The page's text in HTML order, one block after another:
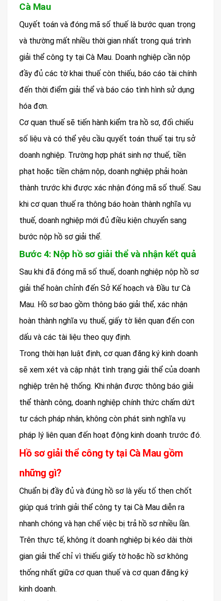
Cà Mau
Quyết toán và đóng mã số thuế là bước quan trọng
và thường mất nhiều thời gian nhất trong quá trình
giải thể công ty tại Cà Mau. Doanh nghiệp cần nộp
đầy đủ các tờ khai thuế còn thiếu, báo cáo tài chính
đến thời điểm giải thể và báo cáo tình hình sử dụng
hóa đơn.
Cơ quan thuế sẽ tiến hành kiểm tra hồ sơ, đối chiếu
số liệu và có thể yêu cầu quyết toán thuế tại trụ sở
doanh nghiệp. Trường hợp phát sinh nợ thuế, tiền
phạt hoặc tiền chậm nộp, doanh nghiệp phải hoàn
thành trước khi được xác nhận đóng mã số thuế. Sau
khi cơ quan thuế ra thông báo hoàn thành nghĩa vụ
thuế, doanh nghiệp mới đủ điều kiện chuyển sang
bước nộp hồ sơ giải thể.
Bước 4: Nộp hồ sơ giải thể và nhận kết quả
Sau khi đã đóng mã số thuế, doanh nghiệp nộp hồ sơ
giải thể hoàn chỉnh đến Sở Kế hoạch và Đầu tư Cà
Mau. Hồ sơ bao gồm thông báo giải thể, xác nhận
hoàn thành nghĩa vụ thuế, giấy tờ liên quan đến con
dấu và các tài liệu theo quy định.
Trong thời hạn luật định, cơ quan đăng ký kinh doanh
sẽ xem xét và cập nhật tình trạng giải thể của doanh
nghiệp trên hệ thống. Khi nhận được thông báo giải
thể thành công, doanh nghiệp chính thức chấm dứt
tư cách pháp nhân, không còn phát sinh nghĩa vụ
pháp lý liên quan đến hoạt động kinh doanh trước đó.
Hồ sơ giải thể công ty tại Cà Mau gồm
những gì?
Chuẩn bị đầy đủ và đúng hồ sơ là yếu tố then chốt
giúp quá trình giải thể công ty tại Cà Mau diễn ra
nhanh chóng và hạn chế việc bị trả hồ sơ nhiều lần.
Trên thực tế, không ít doanh nghiệp bị kéo dài thời
gian giải thể chỉ vì thiếu giấy tờ hoặc hồ sơ không
thống nhất giữa cơ quan thuế và cơ quan đăng ký
kinh doanh.